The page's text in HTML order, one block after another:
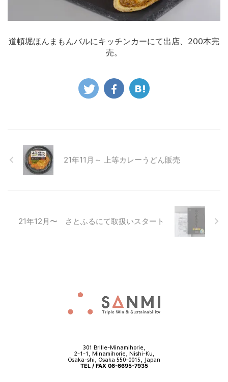
道頓堀ほんまもんバルにキッチンカーにて出店、200本完
売。
21年11月～ 上等カレーうどん販売
21年12月〜 さとふるにて取扱いスタート
301 Brille-Minamihorie,
2-1-1, Minamihorie, Nishi-Ku,
Osaka-shi, Osaka 550-0015, Japan
TEL / FAX 06-6695-7935